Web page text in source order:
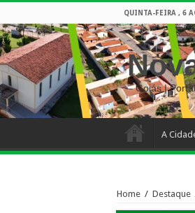
QUINTA-FEIRA , 6
– Goiás |
A
Home / Destaque